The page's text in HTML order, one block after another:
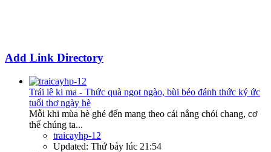
Add Link Directory
Trái lê ki ma - Thức quà ngọt ngào, bùi béo đánh thức ký ức
tuổi thơ ngày hè
Mỗi khi mùa hè ghé đến mang theo cái nắng chói chang, cơ
thể chúng ta...
traicayhp-12
Updated: Thứ bảy lúc 21:54